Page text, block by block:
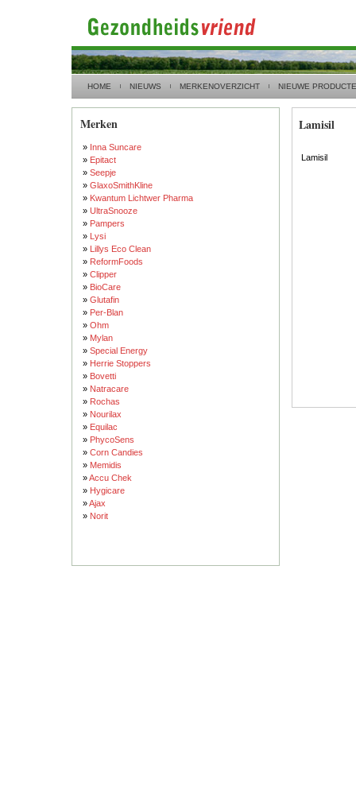
HOME NIEUWS MERKENOVERZICHT NIEUWE
Merken
» Inna Suncare
» Epitact
» Seepje
» GlaxoSmithKline
» Kwantum Lichtwer Pharma
» UltraSnooze
» Pampers
» Lysi
» Lillys Eco Clean
» ReformFoods
» Clipper
» BioCare
» Glutafin
» Per-Blan
» Ohm
» Mylan
» Special Energy
» Herrie Stoppers
» Bovetti
» Natracare
» Rochas
» Nourilax
» Equilac
» PhycoSens
» Corn Candies
» Memidis
»Accu Chek
» Hygicare
»Ajax
» Norit
Lamisil
Lamisil